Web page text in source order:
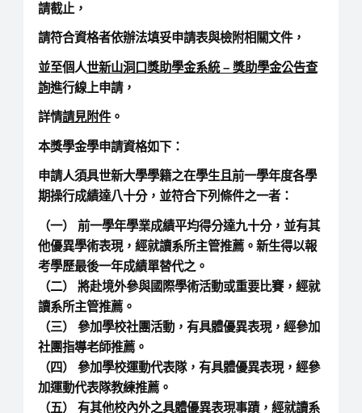
請截止，
請符合資格者依辦法填妥申請表與檢附相關文件，
並至個人世新山洞口獎助學金系統 – 獎助學金公告查
詢進行線上申請，
詳情請見附件。
本獎學金學申請資格如下：
申請人須具世新大學學籍之在學生且前一學年度各學
期操行成績達八十分，並符合下列條件之一者：
（一） 前一學年學業成績平均得分達九十分，並有其
他優異學術表現，經就讀系所主管推薦。新生得以報
考學歷最後一年成績單替代之。
（二） 將赴境外參與國際學術活動或重要比賽，經就
讀系所主管推薦。
（三） 參加學校社團活動，有具體優異表現，經參加
社團指導老師推薦。
（四） 參加學校運動代表隊，有具體優異表現，經參
加運動代表隊教練推薦。
（五） 有其他校內外之具體優異表現事蹟，經就讀系